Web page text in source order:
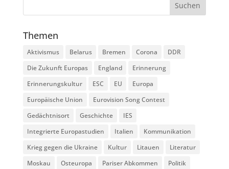
Themen
Aktivismus Belarus Bremen Corona
DDR
Die Zukunft Europas
England
Erinnerung
Erinnerungskultur
ESC EU
Europa
Europäische Union
Eurovision Song Contest
Gedächtnisort
Geschichte
IES
Integrierte Europastudien
Italien
Kommunikation
Krieg gegen die Ukraine
Kultur Litauen
Literatur
Moskau
Osteuropa Pariser Abkommen Politik